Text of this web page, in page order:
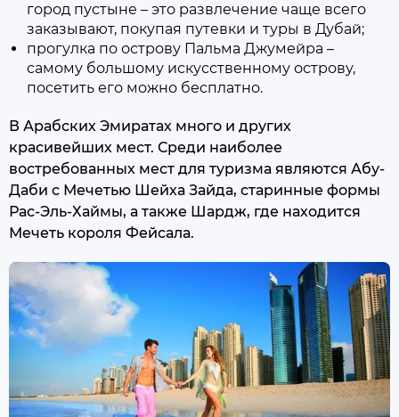
город пустыне – это развлечение чаще всего
заказывают, покупая путевки и туры в Дубай;
прогулка по острову Пальма Джумейра –
самому большому искусственному острову,
посетить его можно бесплатно.
В Арабских Эмиратах много и других
красивейших мест. Среди наиболее
востребованных мест для туризма являются Абу-
Даби с Мечетью Шейха Зайда, старинные формы
Рас-Эль-Хаймы, а также Шардж, где находится
Мечеть короля Фейсала.